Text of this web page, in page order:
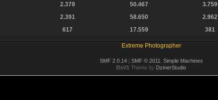
2.379 50.467 3.759
2.391 58.650 2.962
617 17.559 381
Extreme Photographer
SMF 2.0.14| SMF © 2011
Simple Machines
DsV1 Theme by DzinerStudio